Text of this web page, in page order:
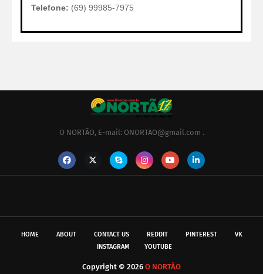
Telefone: (69) 99985-7975
O NORTÃO, E-mail: ONORTAO@gmail.com .
HOME ABOUT CONTACT US REDDIT PINTEREST
VK
INSTAGRAM
YOUTUBE
Copyright © 2026 O NORTÃO